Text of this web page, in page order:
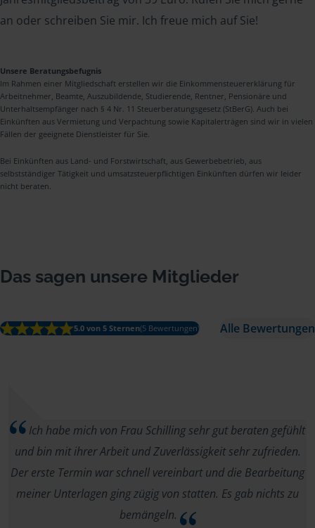
an oder schreiben Sie mir. Ich freue mich auf Sie!
Unsere Beratungsbefugnis
Im Rahmen einer Mitgliedschaft erstellen wir die Einkommensteuererklärung für
Arbeitnehmer, Beamte, Auszubildende, Studierende, Rentner, Pensionäre und
Unterhaltsempfänger nach § 4 Nr. 11 Steuerberatungsgesetz (StBerG). Auch bei
Einkünften aus Vermietung und Verpachtung sowie Kapitalerträgen sind wir in vielen
Fällen der geeignete Dienstleister für Sie.
Bei Einkünften aus Land- und Forstwirtschaft, aus Gewerbebetrieb, aus
selbstständiger Tätigkeit und umsatzsteuerpflichtigen Einkünften dürfen wir leider
nicht beraten.
Das sagen unsere Mitglieder
5.0 von 5 Sternen(5 Bewertungen) Alle Bewertungen
Ich habe mich von Frau Schilling sehr gut beraten gefühlt
und bin mit ihrer Arbeit und Zuverlässigkeit sehr zufrieden.
Der erste Termin war schnell vereinbart und die Bearbeitung
meiner Unterlagen ging zügig von statten. Es gab nichts zu
bemängeln.